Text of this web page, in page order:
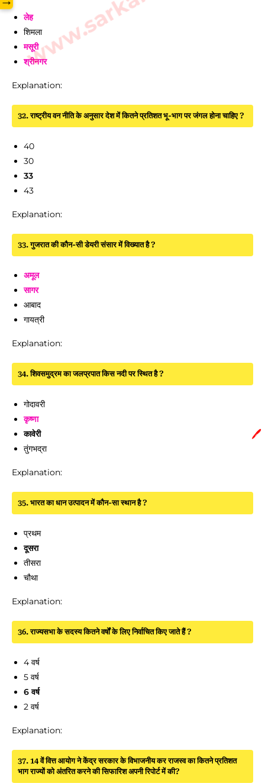
लेह
शिमला
मसूरी
श्रीनगर
Explanation:
32. राष्ट्रीय वन नीति के अनुसार देश में कितने प्रतिशत भू-भाग पर जंगल होना चाहिए ?
40
30
33
43
Explanation:
33. गुजरात की कौन-सी डेयरी संसार में विख्यात है ?
अमूल
सागर
आबाद
गायत्री
Explanation:
34. शिवसमुद्रम का जलप्रपात किस नदी पर स्थित है ?
गोदावरी
कृष्णा
कावेरी
तुंगभद्रा
Explanation:
35. भारत का धान उत्पादन में कौन-सा स्थान है ?
प्रथम
दूसरा
तीसरा
चौथा
Explanation:
36. राज्यसभा के सदस्य कितने वर्षों के लिए निर्वाचित किए जाते हैं ?
4 वर्ष
5 वर्ष
6 वर्ष
2 वर्ष
Explanation:
37. 14 वें वित्त आयोग ने केंद्र सरकार के विभाजनीय कर राजस्व का कितने प्रतिशत
भाग राज्यों को अंतरित करने की सिफारिश अपनी रिपोर्ट में की?
🖊️